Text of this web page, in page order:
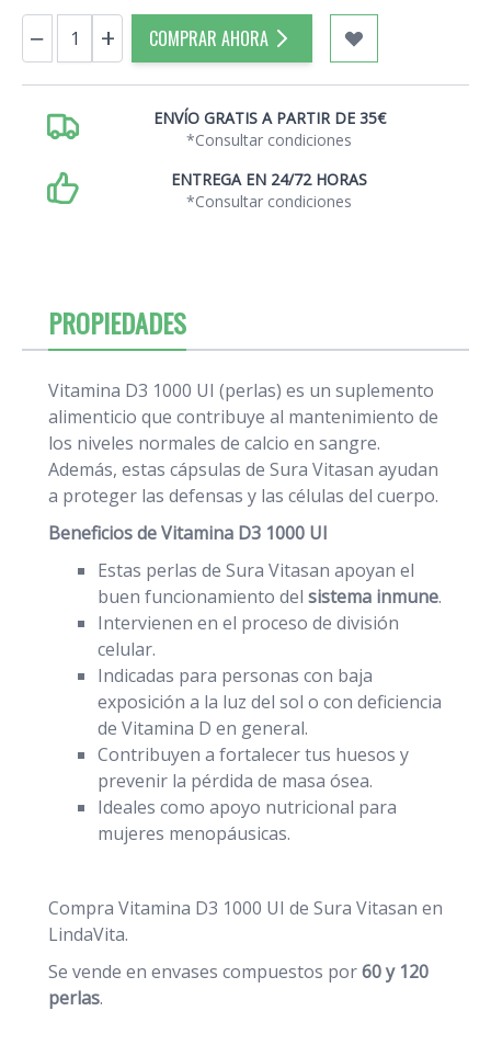
Cantidad
− + COMPRAR AHORA
ENVÍO GRATIS A PARTIR DE 35€
*Consultar condiciones
ENTREGA EN 24/72 HORAS
*Consultar condiciones
PROPIEDADES
Vitamina D3 1000 UI (perlas) es un suplemento
alimenticio que contribuye al mantenimiento de
los niveles normales de calcio en sangre.
Además, estas cápsulas de Sura Vitasan ayudan
a proteger las defensas y las células del cuerpo.
Beneficios de Vitamina D3 1000 UI
Estas perlas de Sura Vitasan apoyan el
buen funcionamiento del sistema inmune.
Intervienen en el proceso de división
celular.
Indicadas para personas con baja
exposición a la luz del sol o con deficiencia
de Vitamina D en general.
Contribuyen a fortalecer tus huesos y
prevenir la pérdida de masa ósea.
Ideales como apoyo nutricional para
mujeres menopáusicas.
Compra Vitamina D3 1000 UI de Sura Vitasan en
LindaVita.
Se vende en envases compuestos por60 y 120
perlas.